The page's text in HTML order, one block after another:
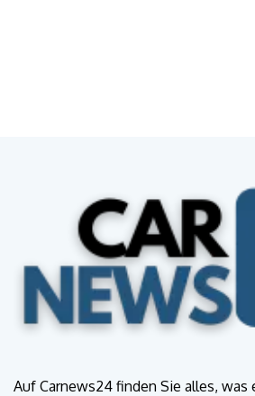
Auf Carnews24 finden Sie alles, was